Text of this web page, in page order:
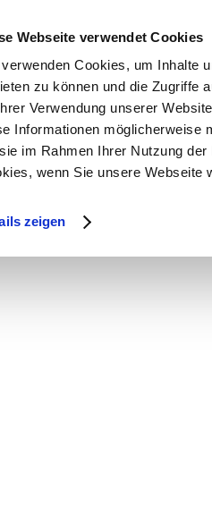
Webseite verwendet Cookies
Cookies, um Inhalte
zu können und die Zugriffe
Verwendung unserer
Informationen möglicherweise
im Rahmen Ihrer Nutzung
wenn Sie unsere Webseite
zeigen